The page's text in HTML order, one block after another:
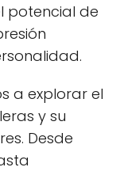
potencial de
a explorar el
y su
Desde